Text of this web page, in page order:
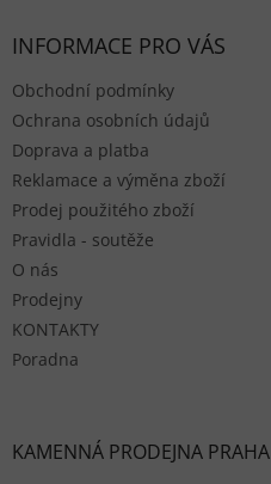
INFORMACE PRO VÁS
Obchodní podmínky
Ochrana osobních údajů
Doprava a platba
Reklamace a výměna zboží
Prodej použitého zboží
Pravidla - soutěže
O nás
Prodejny
KONTAKTY
Poradna
KAMENNÁ PRODEJNA PRAHA